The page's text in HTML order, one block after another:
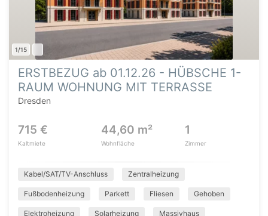
1/15
ERSTBEZUG ab 01.12.26 - HÜBSCHE 1-
RAUM WOHNUNG MIT TERRASSE
Dresden
715 €
Kaltmiete
44,60 m²
Wohnfläche
1
Zimmer
Kabel/SAT/TV-Anschluss Zentralheizung
Fußbodenheizung Parkett Fliesen Gehoben
Elektroheizung Solarheizung Massivhaus